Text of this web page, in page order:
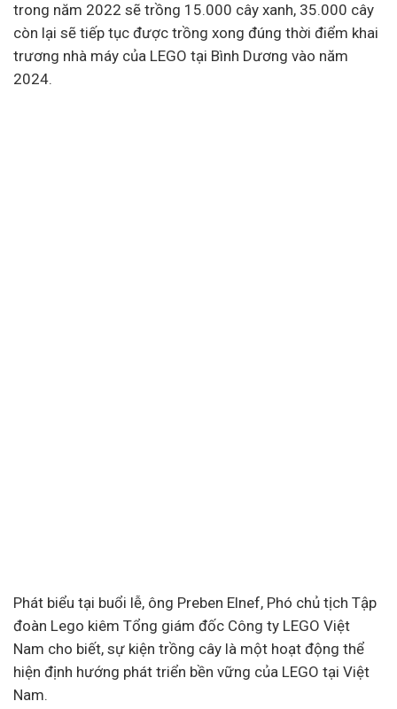
trong năm 2022 sẽ trồng 15.000 cây xanh, 35.000 cây
còn lại sẽ tiếp tục được trồng xong đúng thời điểm khai
trương nhà máy của LEGO tại Bình Dương vào năm
2024.
Phát biểu tại buổi lễ, ông Preben Elnef, Phó chủ tịch Tập
đoàn Lego kiêm Tổng giám đốc Công ty LEGO Việt
Nam cho biết, sự kiện trồng cây là một hoạt động thể
hiện định hướng phát triển bền vững của LEGO tại Việt
Nam.